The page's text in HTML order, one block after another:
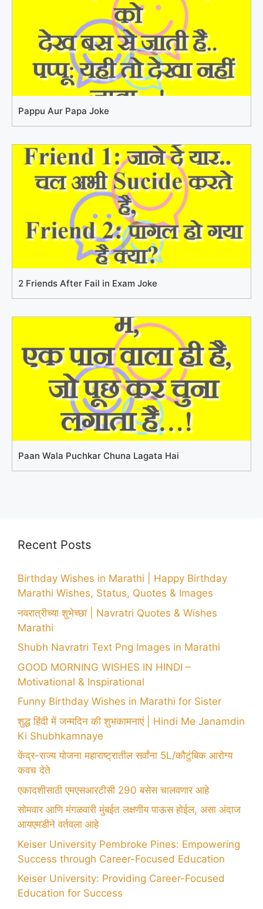
Pappu Aur Papa Joke
2 Friends After Fail in Exam Joke
Paan Wala Puchkar Chuna Lagata Hai
Recent Posts
Birthday Wishes in Marathi | Happy Birthday
Marathi Wishes, Status, Quotes & Images
नवरात्रीच्या शुभेच्छा | Navratri Quotes & Wishes
Marathi
Shubh Navratri Text Png Images in Marathi
GOOD MORNING WISHES IN HINDI –
Motivational & Inspirational
Funny Birthday Wishes in Marathi for Sister
शुद्ध हिंदी में जन्मदिन की शुभकामनाएं | Hindi Me Janamdin
Ki Shubhkamnaye
केंद्र-राज्य योजना महाराष्ट्रातील सर्वांना 5L/कौटुंबिक आरोग्य
कवच देते
एकादशीसाठी एमएसआरटीसी 290 बसेस चालवणार आहे
सोमवार आणि मंगळवारी मुंबईत लक्षणीय पाऊस होईल, असा अंदाज
आयएमडीने वर्तवला आहे
Keiser University Pembroke Pines: Empowering
Success through Career-Focused Education
Keiser University: Providing Career-Focused
Education for Success